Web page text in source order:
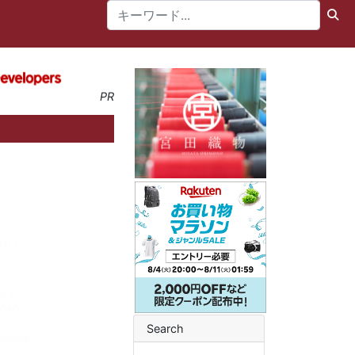
PR
Search